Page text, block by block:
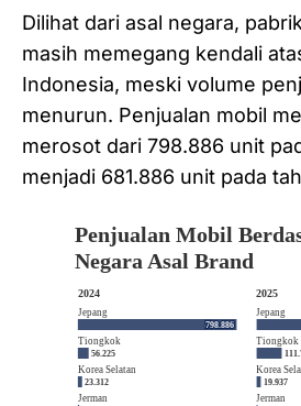
Dilihat dari asal negara,
masih memegang kendali
Indonesia, meski volume
menurun. Penjualan mobil
merosot dari 798.886 unit
menjadi 681.886 unit pada